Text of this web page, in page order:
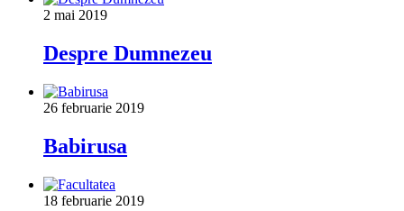
2 mai 2019
Despre Dumnezeu
26 februarie 2019
Babirusa
18 februarie 2019